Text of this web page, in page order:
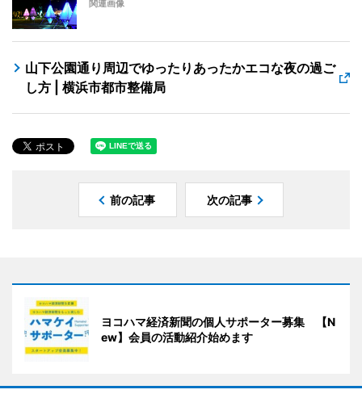
関連画像
山下公園通り周辺でゆったりあったかエコな夜の過ご
し方 | 横浜市都市整備局
前の記事 次の記事
ヨコハマ経済新聞の個人サポーター募集 【N
ew】会員の活動紹介始めます